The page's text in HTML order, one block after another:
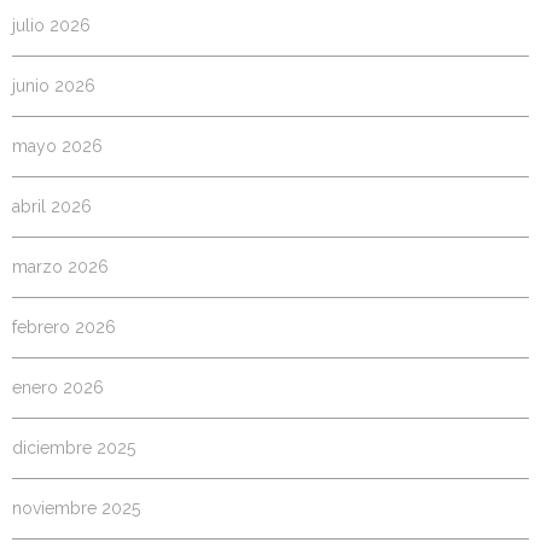
julio 2026
junio 2026
mayo 2026
abril 2026
marzo 2026
febrero 2026
enero 2026
diciembre 2025
noviembre 2025